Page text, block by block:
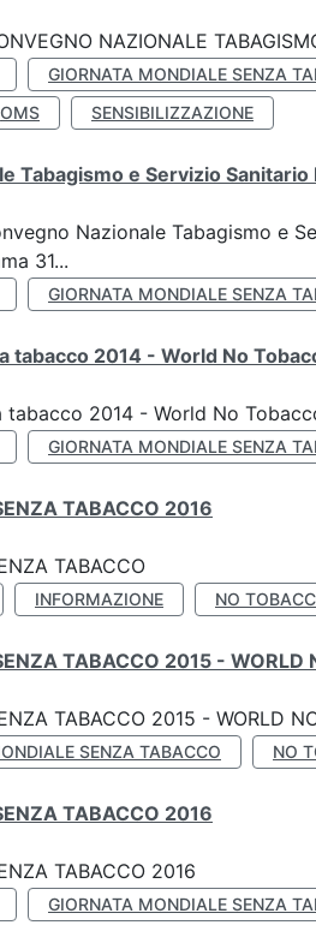
NAZIONALE
GIORNATA MONDIALE SENZA
OMS SENSIBILIZZAZIONE
Tabagismo e Servizio Sanitario
Nazionale Tabagismo e
31...
GIORNATA MONDIALE SENZA
tabacco 2014 - World No
tabacco 2014 - World No
GIORNATA MONDIALE SENZA
TABACCO 2016
TABACCO
INFORMAZIONE NO
TABACCO 2015 -
TABACCO 2015 - WORLD
SENZA TABACCO NO
TABACCO 2016
TABACCO 2016
GIORNATA MONDIALE SENZA